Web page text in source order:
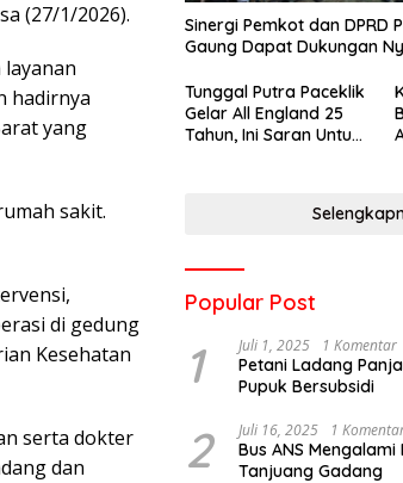
(27/1/2026).
hadirnya
yang
sakit.
di gedung
Kesehatan
serta dokter
dan
Sinergi Pemkot dan DPRD
Gaung Dapat Dukungan
Tunggal Putra Paceklik
Gelar All England 25
Tahun, Ini Saran Untuk
Popular Post
1 Juli 1, 2025 1 Komentar
Petani Ladang
Pupuk Bersubsidi
2 Juli 16, 2025 1
Bus ANS
Tanjuang Gadang